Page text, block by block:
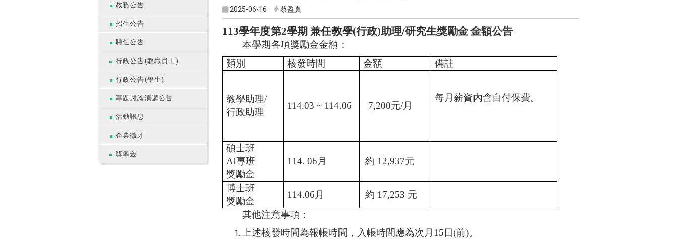
教務公告
招生公告
聘任公告
行政公告(教職員工)
行政公告(學生)
專題討論演講公告
活動訊息
企業徵才
獎學金
2025-06-16 蔡盈真
113學年度第2學期 兼任教學(行政)助理/研究生獎勵金金額公告
本學期各項獎勵金金額：
類別
核發時間 金額 備註
教學助理/
行政助理
114.03 ~ 114.06 7,200元/月
每月薪資內含自付保費。
碩士班
AI專班
獎勵金
114. 06月 約 12,937元
博士班
獎勵金
114.06月 約 17,253 元
其他注意事項：
上述核發時間為報帳時間，入帳時間應為次月 15 日(前)。